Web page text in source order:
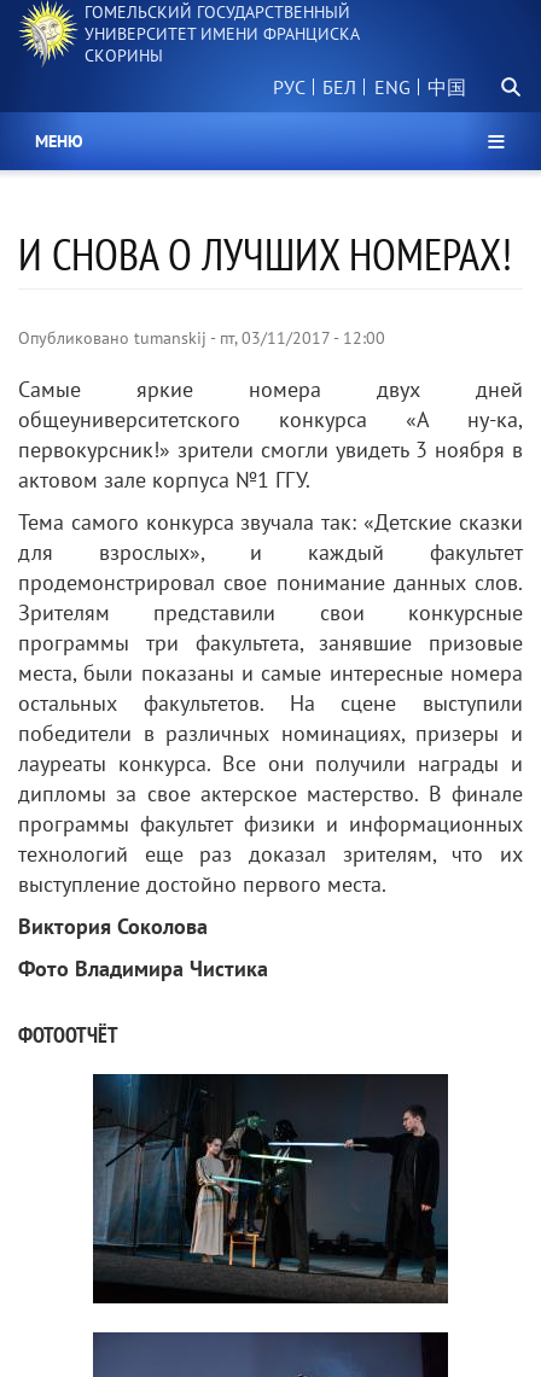
Перейти
основному
ГОМЕЛЬСКИЙ ГОСУДАРСТВЕННЫЙ
УНИВЕРСИТЕТ ИМЕНИ ФРАНЦИСКА
СКОРИНЫ
РУС БЕЛ 中国
МЕНЮ
И СНОВА О ЛУЧШИХ НОМЕРАХ!
Опубликовано tumanskij - пт, 03/11/2017 - 12:00
Самые яркие номера двух дней
общеуниверситетского конкурса «А ну-ка,
первокурсник!» зрители смогли увидеть 3 ноября в
актовом зале корпуса №1 ГГУ.
Тема самого конкурса звучала так: «Детские сказки
для взрослых», и каждый факультет
продемонстрировал свое понимание данных слов.
Зрителям представили свои конкурсные
программы три факультета, занявшие призовые
места, были показаны и самые интересные номера
остальных факультетов. На сцене выступили
победители в различных номинациях, призеры и
лауреаты конкурса. Все они получили награды и
дипломы за свое актерское мастерство. В финале
программы факультет физики и информационных
технологий еще раз доказал зрителям, что их
выступление достойно первого места.
Виктория Соколова
Фото Владимира Чистика
ФОТООТЧЁТ